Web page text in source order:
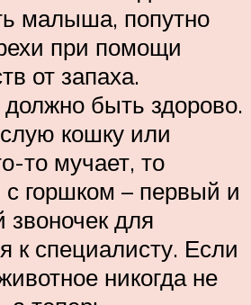
малыша, попутно
при помощи
от запаха.
быть здорово.
кошку или
то мучает, то
горшком – первый и
звоночек для
к специалисту. Если
никогда не